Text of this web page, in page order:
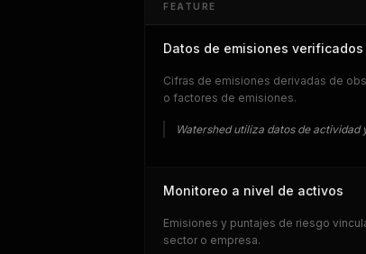
FEATURE
Datos de emisiones
Cifras de emisiones derivadas de
o factores de emisiones.
Watershed utiliza datos de
Monitoreo a nivel de activos
Emisiones y puntajes de riesgo
sector o empresa.